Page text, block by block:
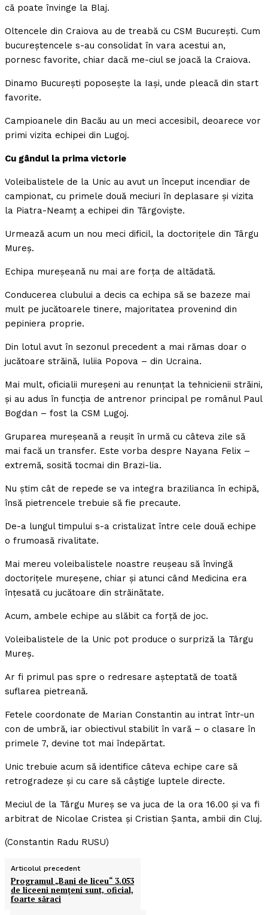
că poate învinge la Blaj.
Oltencele din Craiova au de treabă cu CSM Bucureşti. Cum
bucureştencele s-au consolidat în vara acestui an,
pornesc favorite, chiar dacă me-ciul se joacă la Craiova.
Dinamo Bucureşti poposeşte la Iaşi, unde pleacă din start
favorite.
Campioanele din Bacău au un meci accesibil, deoarece vor
primi vizita echipei din Lugoj.
Cu gândul la prima victorie
Voleibalistele de la Unic au avut un început incendiar de
campionat, cu primele două meciuri în deplasare şi vizita
la Piatra-Neamţ a echipei din Târgovişte.
Urmează acum un nou meci dificil, la doctoriţele din Târgu
Mureş.
Echipa mureşeană nu mai are forţa de altădată.
Conducerea clubului a decis ca echipa să se bazeze mai
mult pe jucătoarele tinere, majoritatea provenind din
pepiniera proprie.
Din lotul avut în sezonul precedent a mai rămas doar o
jucătoare străină, Iuliia Popova – din Ucraina.
Mai mult, oficialii mureşeni au renunţat la tehnicienii străini,
şi au adus în funcţia de antrenor principal pe românul Paul
Bogdan – fost la CSM Lugoj.
Gruparea mureşeană a reuşit în urmă cu câteva zile să
mai facă un transfer. Este vorba despre Nayana Felix –
extremă, sosită tocmai din Brazi-lia.
Nu ştim cât de repede se va integra brazilianca în echipă,
însă pietrencele trebuie să fie precaute.
De-a lungul timpului s-a cristalizat între cele două echipe
o frumoasă rivalitate.
Mai mereu voleibalistele noastre reuşeau să învingă
doctoriţele mureşene, chiar şi atunci când Medicina era
înţesată cu jucătoare din străinătate.
Acum, ambele echipe au slăbit ca forţă de joc.
Voleibalistele de la Unic pot produce o surpriză la Târgu
Mureş.
Ar fi primul pas spre o redresare aşteptată de toată
suflarea pietreană.
Fetele coordonate de Marian Constantin au intrat într-un
con de umbră, iar obiectivul stabilit în vară – o clasare în
primele 7, devine tot mai îndepărtat.
Unic trebuie acum să identifice câteva echipe care să
retrogradeze şi cu care să câştige luptele directe.
Meciul de la Târgu Mureş se va juca de la ora 16.00 şi va fi
arbitrat de Nicolae Cristea şi Cristian Şanta, ambii din Cluj.
(Constantin Radu RUSU)
Articolul precedent
Programul „Bani de liceu“ 3.053
de liceeni nemţeni sunt, oficial,
foarte săraci